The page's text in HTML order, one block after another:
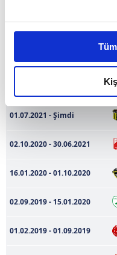
Bu çerezlere izin
daha iyi reklam
amacımızın size daha
olduğunu ve sizlere en
elimizden gelen çabayı
reklamların
kalemimiz olduğunu
Her halükârda,
takdirde, kullanıcılara
Sizlere daha iyi bir
Sitemizde kendimize ve
kullanılmaktadır. Bu
Veri
01.07.2021 - Şimdi
02.10.2020 - 30.06.2021
16.01.2020 - 01.10.2020
02.09.2019 - 15.01.2020
01.02.2019 - 01.09.2019